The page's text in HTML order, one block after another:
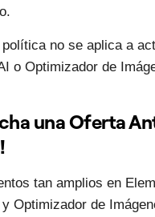
no se aplica a
o Optimizador de
una Oferta
tan amplios en
Optimizador de